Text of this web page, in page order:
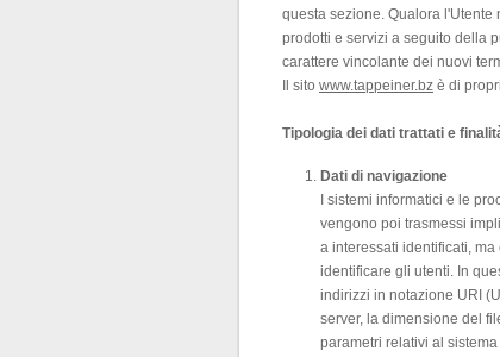
questa sezione. Qualora l'Utente
prodotti e servizi a seguito della
carattere vincolante dei nuovi
Il sito www.tappeiner.bz è di
Tipologia dei dati trattati e
Dati di navigazione
I sistemi informatici e le
vengono poi trasmessi
a interessati identificati,
identificare gli utenti. In
indirizzi in notazione URI
server, la dimensione del
parametri relativi al